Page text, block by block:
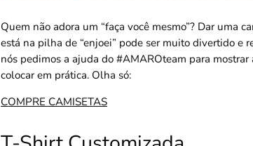
Quem não adora um “faça você mesmo”? Dar uma
está na pilha de “enjoei” pode ser muito divertido e
nós pedimos a ajuda do #AMAROteam para
colocar em prática. Olha só:
COMPRE CAMISETAS